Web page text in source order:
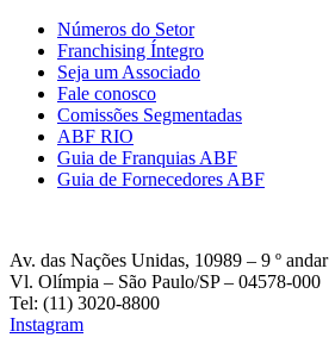
Números do Setor
Franchising Íntegro
Seja um Associado
Fale conosco
Comissões Segmentadas
ABF RIO
Guia de Franquias ABF
Guia de Fornecedores ABF
Av. das Nações Unidas, 10989 – 9 º andar
Vl. Olímpia – São Paulo/SP – 04578-000
Tel: (11) 3020-8800
Instagram